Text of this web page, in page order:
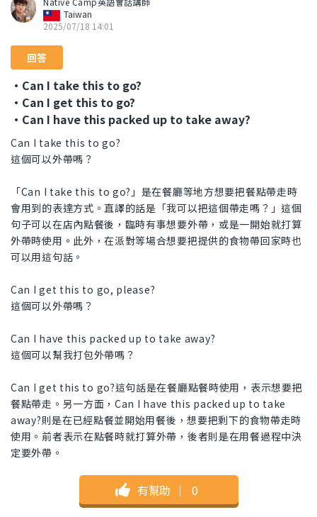
Taiwan
2025/07/18 14:01
回答
・Can I take this to go?
・Can I get this to go?
・Can I have this packed up to take away?
Can I take this to go?
這個可以外帶嗎？
「Can I take this to go?」是在餐廳等地方想要把餐點帶走時
會用到的表達方式。直譯的話是「我可以把這個帶走嗎？」這個
句子可以在店內點餐後，臨時有事想要外帶，或是一開始就打算
外帶時使用。此外，在派對等場合想要把提供的食物帶回家時也
可以用這句話。
Can I get this to go, please?
這個可以外帶嗎？
Can I have this packed up to take away?
這個可以幫我打包外帶嗎？
Can I get this to go?這句話是在餐廳點餐時使用，表示想要把
餐點帶走。另一方面，Can I have this packed up to take
away?則是在已經點餐並開始用餐後，想要把剩下的食物帶走時
使用。前者表示在點餐時就打算外帶，後者則是在用餐過程中決
定要外帶。
有幫助 ｜ 0